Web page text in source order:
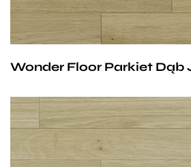
Parkiet Jasper to oferta
wszystkim dla ludzi
wyszukanym stylem, dla
i wykwintne wnętrza są
słoi tworzy atmosferę luksusu, a
tyle klasyczny, że będzie dobrze
w salonie, jak i w zaciszu sypialni.
Wonder Floor Parkiet Dąb